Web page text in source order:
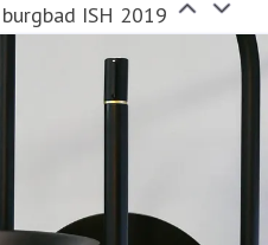
ISH 2019